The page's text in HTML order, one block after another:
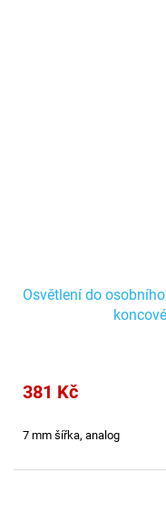
Osvětlení do
381 Kč
7 mm šířka, analog